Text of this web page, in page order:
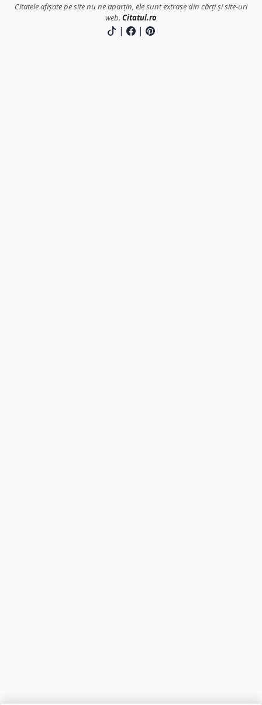
Citatele afișate pe site nu ne aparțin, ele sunt extrase din cărți și site-uri
web. Citatul.ro
| |